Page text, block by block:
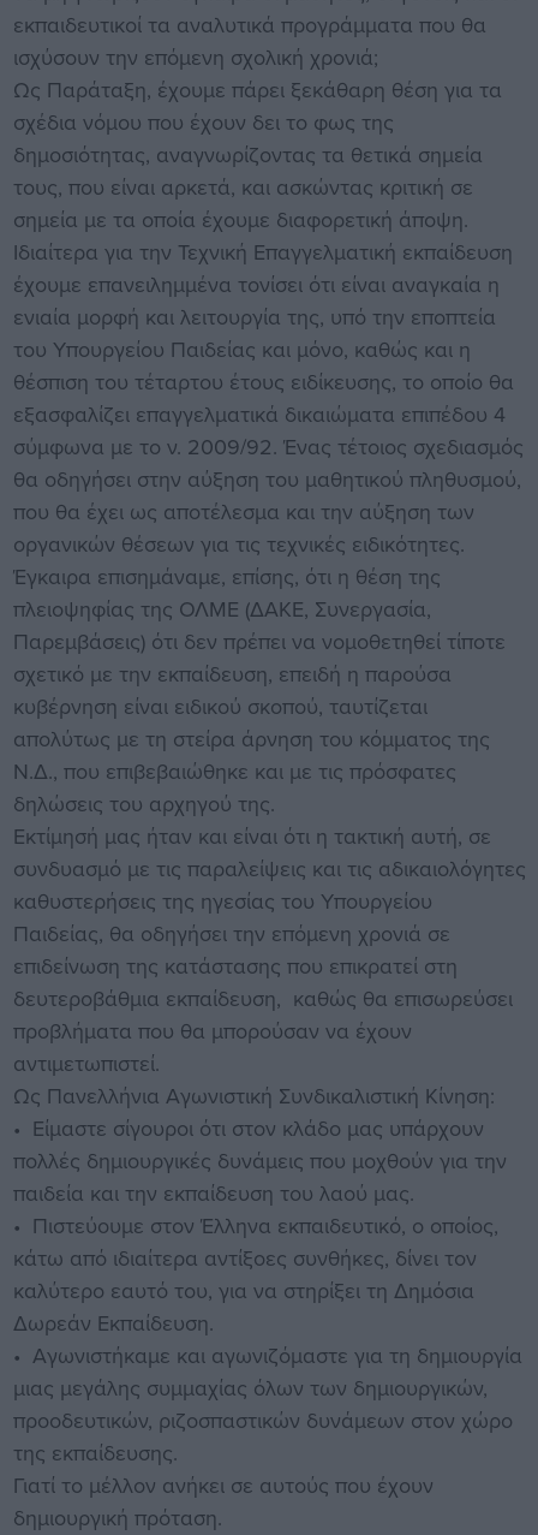
εκπαιδευτικοί τα αναλυτικά προγράμματα που θα
ισχύσουν την επόμενη σχολική χρονιά;
Ως Παράταξη, έχουμε πάρει ξεκάθαρη θέση για τα
σχέδια νόμου που έχουν δει το φως της
δημοσιότητας, αναγνωρίζοντας τα θετικά σημεία
τους, που είναι αρκετά, και ασκώντας κριτική σε
σημεία με τα οποία έχουμε διαφορετική άποψη.
Ιδιαίτερα για την Τεχνική Επαγγελματική εκπαίδευση
έχουμε επανειλημμένα τονίσει ότι είναι αναγκαία η
ενιαία μορφή και λειτουργία της, υπό την εποπτεία
του Υπουργείου Παιδείας και μόνο, καθώς και η
θέσπιση του τέταρτου έτους ειδίκευσης, το οποίο θα
εξασφαλίζει επαγγελματικά δικαιώματα επιπέδου 4
σύμφωνα με το ν. 2009/92. Ένας τέτοιος σχεδιασμός
θα οδηγήσει στην αύξηση του μαθητικού πληθυσμού,
που θα έχει ως αποτέλεσμα και την αύξηση των
οργανικών θέσεων για τις τεχνικές ειδικότητες.
Έγκαιρα επισημάναμε, επίσης, ότι η θέση της
πλειοψηφίας της ΟΛΜΕ (ΔΑΚΕ, Συνεργασία,
Παρεμβάσεις) ότι δεν πρέπει να νομοθετηθεί τίποτε
σχετικό με την εκπαίδευση, επειδή η παρούσα
κυβέρνηση είναι ειδικού σκοπού, ταυτίζεται
απολύτως με τη στείρα άρνηση του κόμματος της
Ν.Δ., που επιβεβαιώθηκε και με τις πρόσφατες
δηλώσεις του αρχηγού της.
Εκτίμησή μας ήταν και είναι ότι η τακτική αυτή, σε
συνδυασμό με τις παραλείψεις και τις αδικαιολόγητες
καθυστερήσεις της ηγεσίας του Υπουργείου
Παιδείας, θα οδηγήσει την επόμενη χρονιά σε
επιδείνωση της κατάστασης που επικρατεί στη
δευτεροβάθμια εκπαίδευση, καθώς θα επισωρεύσει
προβλήματα που θα μπορούσαν να έχουν
αντιμετωπιστεί.
Ως Πανελλήνια Αγωνιστική Συνδικαλιστική Κίνηση:
• Είμαστε σίγουροι ότι στον κλάδο μας υπάρχουν
πολλές δημιουργικές δυνάμεις που μοχθούν για την
παιδεία και την εκπαίδευση του λαού μας.
• Πιστεύουμε στον Έλληνα εκπαιδευτικό, ο οποίος,
κάτω από ιδιαίτερα αντίξοες συνθήκες, δίνει τον
καλύτερο εαυτό του, για να στηρίξει τη Δημόσια
Δωρεάν Εκπαίδευση.
• Αγωνιστήκαμε και αγωνιζόμαστε για τη δημιουργία
μιας μεγάλης συμμαχίας όλων των δημιουργικών,
προοδευτικών, ριζοσπαστικών δυνάμεων στον χώρο
της εκπαίδευσης.
Γιατί το μέλλον ανήκει σε αυτούς που έχουν
δημιουργική πρόταση.